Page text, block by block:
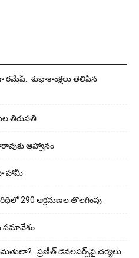
శుభాకాంక్షలు తెలిపిన
తిరుపతి
ఆహ్వానం
హామీ
290 ఆక్రమణల తొలగింపు
సమావేశం
ప్రణీత్ డెవలపర్స్‌పై చర్యలు